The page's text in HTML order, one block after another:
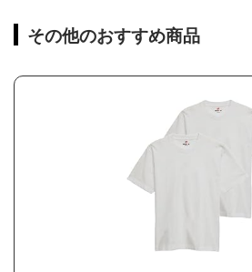
その他のおすすめ商品